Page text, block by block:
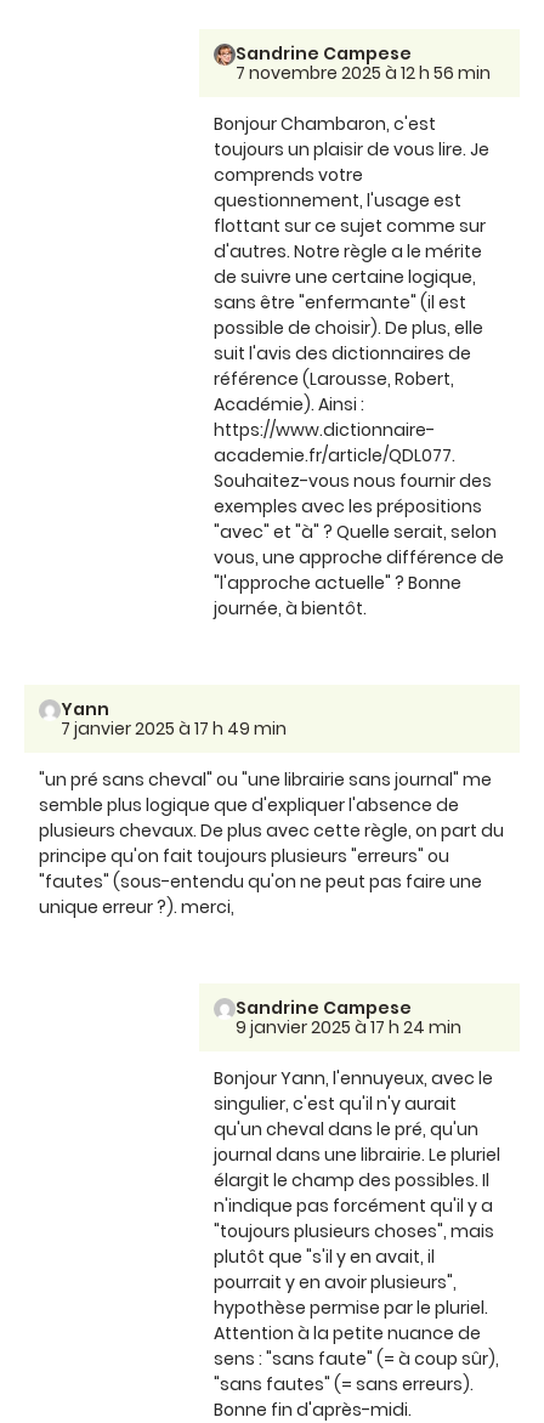
Sandrine Campese
7 novembre 2025 à 12 h 56 min
Bonjour Chambaron, c'est
toujours un plaisir de vous lire. Je
comprends votre
questionnement, l'usage est
flottant sur ce sujet comme sur
d'autres. Notre règle a le mérite
de suivre une certaine logique,
sans être "enfermante" (il est
possible de choisir). De plus, elle
suit l'avis des dictionnaires de
référence (Larousse, Robert,
Académie). Ainsi :
https://www.dictionnaire-
academie.fr/article/QDL077.
Souhaitez-vous nous fournir des
exemples avec les prépositions
"avec" et "à" ? Quelle serait, selon
vous, une approche différence de
"l'approche actuelle" ? Bonne
journée, à bientôt.
Yann
7 janvier 2025 à 17 h 49 min
"un pré sans cheval" ou "une librairie sans journal" me
semble plus logique que d'expliquer l'absence de
plusieurs chevaux. De plus avec cette règle, on part du
principe qu'on fait toujours plusieurs "erreurs" ou
"fautes" (sous-entendu qu'on ne peut pas faire une
unique erreur ?). merci,
Sandrine Campese
9 janvier 2025 à 17 h 24 min
Bonjour Yann, l'ennuyeux, avec le
singulier, c'est qu'il n'y aurait
qu'un cheval dans le pré, qu'un
journal dans une librairie. Le pluriel
élargit le champ des possibles. Il
n'indique pas forcément qu'il y a
"toujours plusieurs choses", mais
plutôt que "s'il y en avait, il
pourrait y en avoir plusieurs",
hypothèse permise par le pluriel.
Attention à la petite nuance de
sens : "sans faute" (= à coup sûr),
"sans fautes" (= sans erreurs).
Bonne fin d'après-midi.